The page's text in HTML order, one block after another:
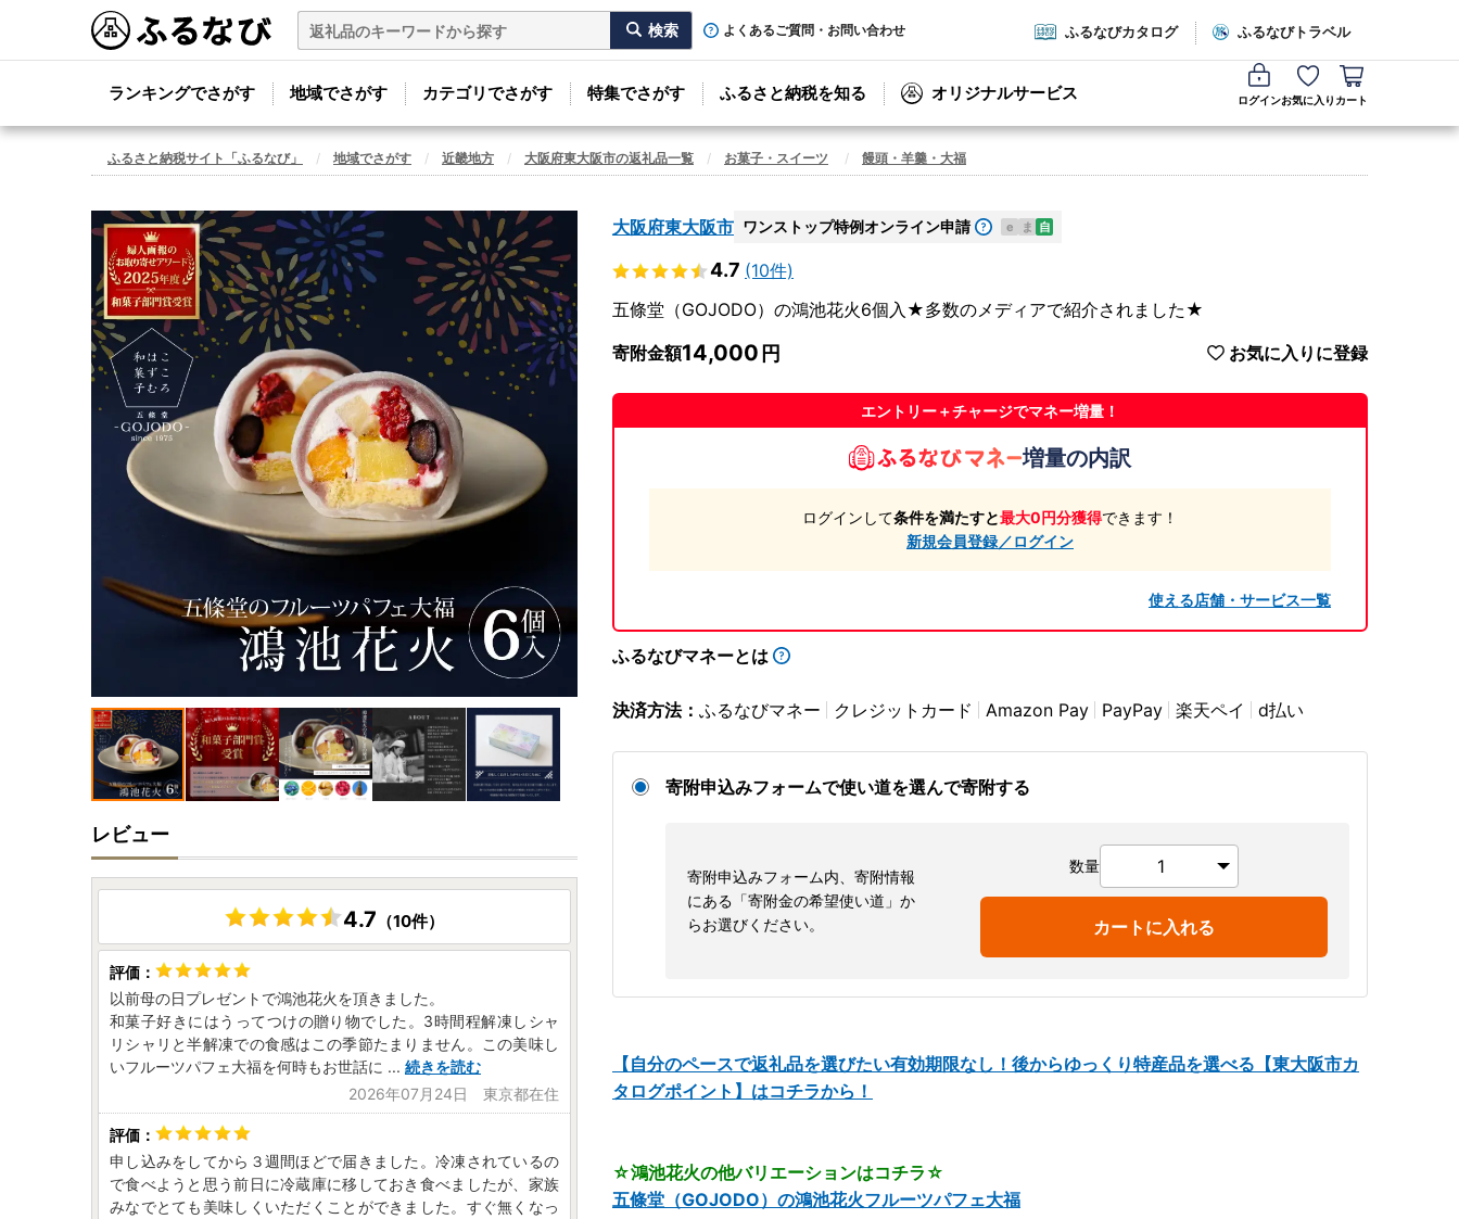
よくあるご質問・お問い合わせ ふるなびカタログ ふるなびトラベル
ランキングでさがす 地域でさがす カテゴリでさがす 特集でさがす ふるさと納税を知る オリジナルサービス ログインお気に入り カート
ふるさと納税サイト「ふるなび」 地域でさがす 近畿地方 大阪府東大阪市の返礼品一覧 お菓子・スイーツ 饅頭・羊羹・大福
大阪府東大阪市 ワンストップ特例オンライン申請 e ま 自
4.7 (10件)
五條堂（GOJODO）の鴻池花火6個入★多数のメディアで紹介されました★
寄附金額14,000 お気に入りに登録
エントリー＋チャージでマネー増量！
増量の内訳
ログインして条件を満たすと最大0円分獲得できます！
新規会員登録／ログイン
使える店舗・サービス一覧
ふるなびマネーとは
決済方法： ふるなびマネー クレジットカード Amazon Pay PayPay 楽天ペイ d払い
寄附申込みフォームで使い道を選んで寄附する
寄附申込みフォーム内、寄附情報
にある「寄附金の希望使い道」か
らお選びください。
数量
カートに入れる
【自分のペースで返礼品を選びたい有効期限なし！後からゆっくり特産品を選べる【東大阪市カ
タログポイント】はコチラから！
☆鴻池花火の他バリエーションはコチラ☆
五條堂（GOJODO）の鴻池花火フルーツパフェ大福
レビュー
4.7 （10件）
以前母の日プレゼントで鴻池花火を頂きました。
和菓子好きにはうってつけの贈り物でした。3時間程解凍しシャ
リシャリと半解凍での食感はこの季節たまりません。この美味し
いフルーツパフェ大福を何時もお世話に ... 続きを読む
2026年07月24日 東京都在住
申し込みをしてから３週間ほどで届きました。冷凍されているの
で食べようと思う前日に冷蔵庫に移しておき食べましたが、家族
みなでとても美味しくいただくことができました。すぐ無くなっ